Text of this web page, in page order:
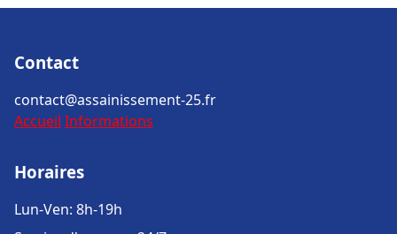
Contact
contact@assainissement-25.fr
Accueil Informations
Horaires
Lun-Ven: 8h-19h